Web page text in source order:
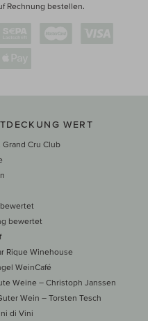
Rechnung bestellen.
WERT
Cru Club
bewertet
Rique Winehouse
WeinCafé
Weine – Christoph Janssen
Wein – Torsten Tesch
di Vini